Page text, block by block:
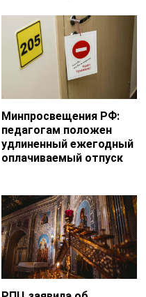
Минпросвещения РФ:
педагогам положен
удлиненный ежегодный
оплачиваемый отпуск